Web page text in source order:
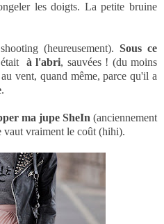
les doigts. La petite bruine
(heureusement). Sous ce
à l'abri, sauvées ! (du moins
vent, quand même, parce qu'il a
.
ma jupe SheIn (anciennement
vaut vraiment le coût (hihi).